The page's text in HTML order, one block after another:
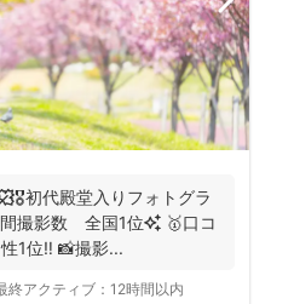
初代殿堂入りフォトグラ
1位‼️ 📸撮影...
終アクティブ： 12時間以内